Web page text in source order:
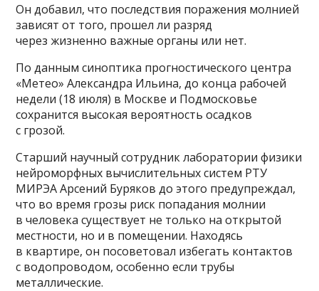
Он добавил, что последствия поражения молнией
зависят от того, прошел ли разряд
через жизненно важные органы или нет.
По данным синоптика прогностического центра
«Метео» Александра Ильина, до конца рабочей
недели (18 июля) в Москве и Подмосковье
сохранится высокая вероятность осадков
с грозой.
Старший научный сотрудник лаборатории физики
нейроморфных вычислительных систем РТУ
МИРЭА Арсений Буряков до этого предупреждал,
что во время грозы риск попадания молнии
в человека существует не только на открытой
местности, но и в помещении. Находясь
в квартире, он посоветовал избегать контактов
с водопроводом, особенно если трубы
металлические.